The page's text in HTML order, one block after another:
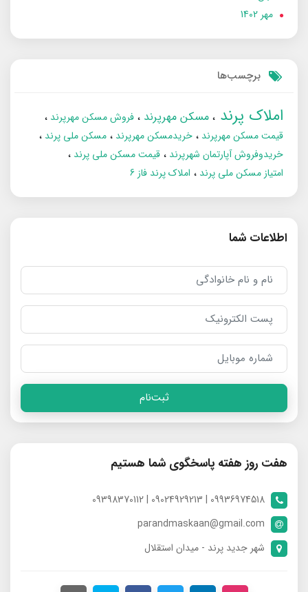
مهر 1402
برچسب‌ها
املاک پرند مسکن مهرپرند
فروش مسکن مهرپرند
قیمت مسکن مهرپرند
خریدمسکن مهرپرند
مسکن ملی پرند
خریدوفروش آپارتمان شهرپرند
قیمت مسکن ملی پرند
امتیاز مسکن ملی پرند
املاک پرند فاز 6
اطلاعات شما
ثبت‌نام
هفت روز هفته پاسخگوی شما هستیم
09936974518 | 09024929213 | 09398370112
parandmaskaan@gmail.com
شهر جدید پرند - میدان استقلال